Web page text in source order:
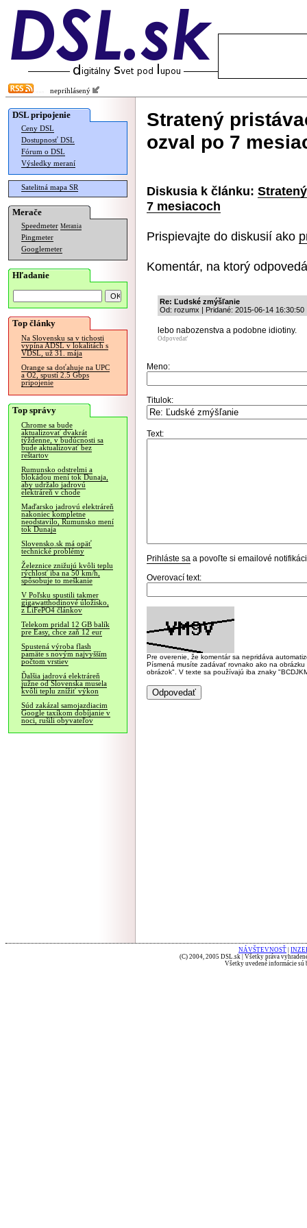
neprihlásený
DSL pripojenie
Ceny DSL
Dostupnosť DSL
Fórum o DSL
Výsledky meraní
Satelitná mapa SR
Merače
Speedmeter Merania
Pingmeter
Googlemeter
Hľadanie
Top články
Na Slovensku sa v tichosti
vypína ADSL v lokalitách s
VDSL, už 31. mája
Orange sa doťahuje na UPC
a O2, spustí 2.5 Gbps
pripojenie
Top správy
Chrome sa bude
aktualizovať dvakrát
týždenne, v budúcnosti sa
bude aktualizovať bez
reštartov
Rumunsko odstrelmi a
blokádou mení tok Dunaja,
aby udržalo jadrovú
elektráreň v chode
Maďarsko jadrovú elektráreň
nakoniec kompletne
neodstavilo, Rumunsko mení
tok Dunaja
Slovensko.sk má opäť
technické problémy
Železnice znižujú kvôli teplu
rýchlosť iba na 50 km/h,
spôsobuje to meškanie
V Poľsku spustili takmer
gigawatthodinové úložisko,
z LiFePO4 článkov
Telekom pridal 12 GB balík
pre Easy, chce zaň 12 eur
Spustená výroba flash
pamäte s novým najvyšším
počtom vrstiev
Ďalšia jadrová elektráreň
južne od Slovenska musela
kvôli teplu znížiť výkon
Súd zakázal samojazdiacim
Google taxíkom dobíjanie v
noci, rušili obyvateľov
Stratený
ozval po 7
Diskusia k článku:
7 mesiacoch
Prispievajte do diskusií ako
Komentár, na ktorý
Re: Ľudské zmýšľanie
Od: rozumx | Pridané: 2015-06-14 16:30:50
lebo nabozenstva a podobne idiotiny.
Odpovedať
Meno:
Titulok:
Text:
Prihláste sa a povoľte si emailové
Overovací text:
Pre overenie, že komentár sa nepridáva
Písmená musíte zadávať rovnako ako na
obrázok". V texte sa používajú iba znaky
NÁVŠTEVNOSŤ
(C) 2004, 2005 DSL.sk | Všetky práva
Všetky uvedené informácie sú